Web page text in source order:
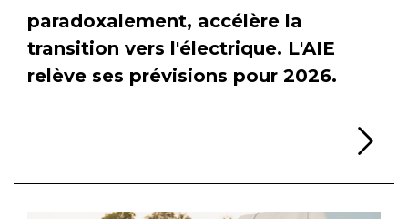
paradoxalement, accélère la
transition vers l'électrique. L'AIE
relève ses prévisions pour 2026.